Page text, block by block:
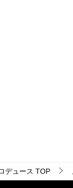
デュース TOP